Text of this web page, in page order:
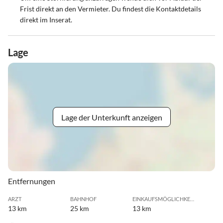
Frist direkt an den Vermieter. Du findest die Kontaktdetails
direkt im Inserat.
Lage
Lage der Unterkunft anzeigen
Entfernungen
ARZT
13 km
BAHNHOF
25 km
EINKAUFSMÖGLICHKEIT
13 km